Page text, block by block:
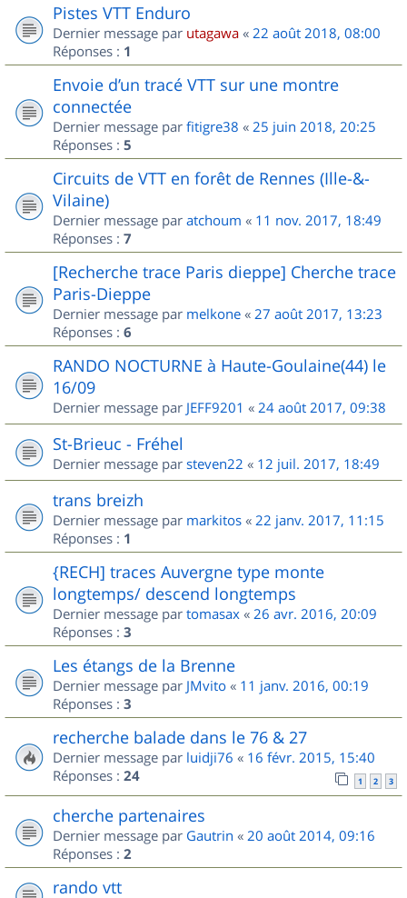
Pistes VTT Enduro
Dernier message par utagawa « 22 août 2018, 08:00
Réponses : 1
Envoie d’un tracé VTT sur une montre
connectée
Dernier message par fitigre38 « 25 juin 2018, 20:25
Réponses : 5
Circuits de VTT en forêt de Rennes (Ille-&-
Vilaine)
Dernier message par atchoum « 11 nov. 2017, 18:49
Réponses : 7
[Recherche trace Paris dieppe] Cherche trace
Paris-Dieppe
Dernier message par melkone « 27 août 2017, 13:23
Réponses : 6
RANDO NOCTURNE à Haute-Goulaine(44) le
16/09
Dernier message par JEFF9201 « 24 août 2017, 09:38
St-Brieuc - Fréhel
Dernier message par steven22 « 12 juil. 2017, 18:49
trans breizh
Dernier message par markitos « 22 janv. 2017, 11:15
Réponses : 1
{RECH] traces Auvergne type monte
longtemps/ descend longtemps
Dernier message par tomasax « 26 avr. 2016, 20:09
Réponses : 3
Les étangs de la Brenne
Dernier message par JMvito « 11 janv. 2016, 00:19
Réponses : 3
recherche balade dans le 76 & 27
Dernier message par luidji76 « 16 févr. 2015, 15:40
Réponses : 24 1 2 3
cherche partenaires
Dernier message par Gautrin « 20 août 2014, 09:16
Réponses : 2
rando vtt